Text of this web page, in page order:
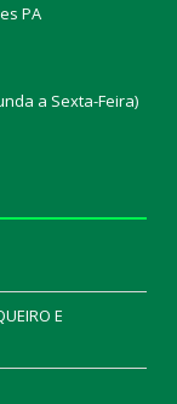
PA
a Sexta-Feira)
E